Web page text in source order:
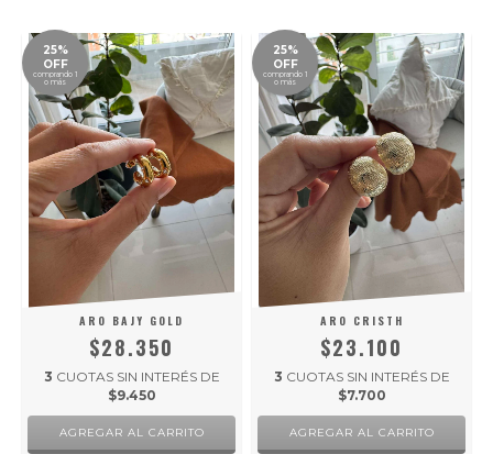
25%
OFF
comprando 1
o más
ARO BAJY GOLD
$28.350
3 CUOTAS SIN INTERÉS DE
$9.450
25%
OFF
comprando 1
o más
ARO CRISTH
$23.100
3 CUOTAS SIN INTERÉS DE
$7.700